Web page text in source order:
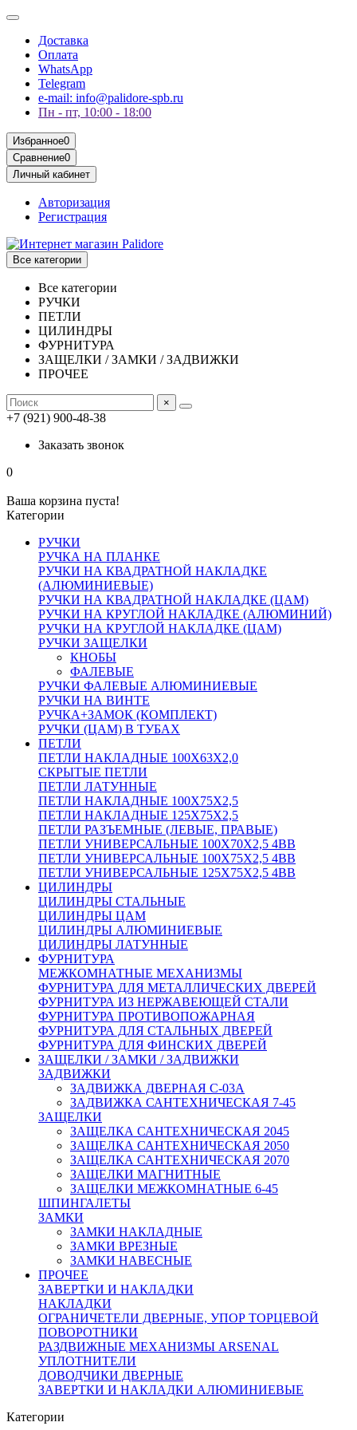
Доставка
Оплата
WhatsApp
Telegram
e-mail: info@palidore-spb.ru
Пн - пт, 10:00 - 18:00
Избранное0
Сравнение0
Личный кабинет
Авторизация
Регистрация
Все категории
Все категории
РУЧКИ
ПЕТЛИ
ЦИЛИНДРЫ
ФУРНИТУРА
ЗАЩЕЛКИ / ЗАМКИ / ЗАДВИЖКИ
ПРОЧЕЕ
×
+7 (921) 900-48-38
Заказать звонок
0
Ваша корзина пуста!
Категории
РУЧКИ
РУЧКА НА ПЛАНКЕ
РУЧКИ НА КВАДРАТНОЙ НАКЛАДКЕ
(АЛЮМИНИЕВЫЕ)
РУЧКИ НА КВАДРАТНОЙ НАКЛАДКЕ (ЦАМ)
РУЧКИ НА КРУГЛОЙ НАКЛАДКЕ (АЛЮМИНИЙ)
РУЧКИ НА КРУГЛОЙ НАКЛАДКЕ (ЦАМ)
РУЧКИ ЗАЩЕЛКИ
КНОБЫ
ФАЛЕВЫЕ
РУЧКИ ФАЛЕВЫЕ АЛЮМИНИЕВЫЕ
РУЧКИ НА ВИНТЕ
РУЧКА+ЗАМОК (КОМПЛЕКТ)
РУЧКИ (ЦАМ) В ТУБАХ
ПЕТЛИ
ПЕТЛИ НАКЛАДНЫЕ 100Х63Х2,0
СКРЫТЫЕ ПЕТЛИ
ПЕТЛИ ЛАТУННЫЕ
ПЕТЛИ НАКЛАДНЫЕ 100Х75Х2,5
ПЕТЛИ НАКЛАДНЫЕ 125Х75Х2,5
ПЕТЛИ РАЗЪЕМНЫЕ (ЛЕВЫЕ, ПРАВЫЕ)
ПЕТЛИ УНИВЕРСАЛЬНЫЕ 100Х70Х2,5 4BB
ПЕТЛИ УНИВЕРСАЛЬНЫЕ 100Х75Х2,5 4BB
ПЕТЛИ УНИВЕРСАЛЬНЫЕ 125Х75Х2,5 4BB
ЦИЛИНДРЫ
ЦИЛИНДРЫ СТАЛЬНЫЕ
ЦИЛИНДРЫ ЦАМ
ЦИЛИНДРЫ АЛЮМИНИЕВЫЕ
ЦИЛИНДРЫ ЛАТУННЫЕ
ФУРНИТУРА
МЕЖКОМНАТНЫЕ МЕХАНИЗМЫ
ФУРНИТУРА ДЛЯ МЕТАЛЛИЧЕСКИХ ДВЕРЕЙ
ФУРНИТУРА ИЗ НЕРЖАВЕЮЩЕЙ СТАЛИ
ФУРНИТУРА ПРОТИВОПОЖАРНАЯ
ФУРНИТУРА ДЛЯ СТАЛЬНЫХ ДВЕРЕЙ
ФУРНИТУРА ДЛЯ ФИНСКИХ ДВЕРЕЙ
ЗАЩЕЛКИ / ЗАМКИ / ЗАДВИЖКИ
ЗАДВИЖКИ
ЗАДВИЖКА ДВЕРНАЯ C-03A
ЗАДВИЖКА САНТЕХНИЧЕСКАЯ 7-45
ЗАЩЕЛКИ
ЗАЩЕЛКА САНТЕХНИЧЕСКАЯ 2045
ЗАЩЕЛКА САНТЕХНИЧЕСКАЯ 2050
ЗАЩЕЛКА САНТЕХНИЧЕСКАЯ 2070
ЗАЩЕЛКИ МАГНИТНЫЕ
ЗАЩЕЛКИ МЕЖКОМНАТНЫЕ 6-45
ШПИНГАЛЕТЫ
ЗАМКИ
ЗАМКИ НАКЛАДНЫЕ
ЗАМКИ ВРЕЗНЫЕ
ЗАМКИ НАВЕСНЫЕ
ПРОЧЕЕ
ЗАВЕРТКИ И НАКЛАДКИ
НАКЛАДКИ
ОГРАНИЧЕТЕЛИ ДВЕРНЫЕ, УПОР ТОРЦЕВОЙ
ПОВОРОТНИКИ
РАЗДВИЖНЫЕ МЕХАНИЗМЫ ARSENAL
УПЛОТНИТЕЛИ
ДОВОДЧИКИ ДВЕРНЫЕ
ЗАВЕРТКИ И НАКЛАДКИ АЛЮМИНИЕВЫЕ
Категории